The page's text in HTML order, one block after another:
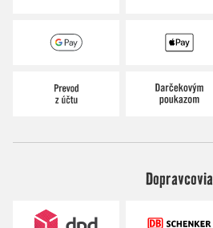
Dopravcovia